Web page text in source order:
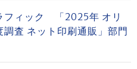
フィック 「2025年 オリ
調査 ネット印刷通販」部門